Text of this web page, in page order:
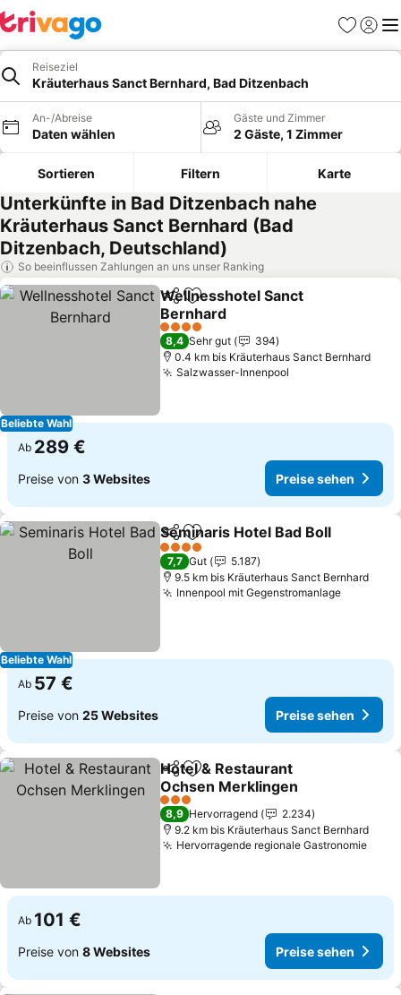
Favoriten
Reiseziel
Kräuterhaus Sanct Bernhard, Bad Ditzenbach
An-/Abreise
Daten wählen
Gäste und Zimmer
2 Gäste, 1 Zimmer
Sortieren Filtern Karte
Unterkünfte in Bad Ditzenbach nahe
Kräuterhaus Sanct Bernhard (Bad
Ditzenbach, Deutschland)
So beeinflussen Zahlungen an uns unser Ranking
Beliebte Wahl
TeilenZu Favoriten hinzufügen
Wellnesshotel Sanct
Bernhard
Preise sehen
4 Sterne
8,4 Sehr gut
394
0.4 km bis Kräuterhaus Sanct Bernhard
Salzwasser-Innenpool
Ab 289 €
Preise von 3 Websites Preise sehen
Beliebte Wahl
TeilenZu Favoriten hinzufügen
Seminaris Hotel Bad Boll
4 Sterne
7,7 Gut
5.187
9.5 km bis Kräuterhaus Sanct Bernhard
Innenpool mit GegenstromanlagePreise
Ab 57 €
Preise von 25 Websites Preise sehen
TeilenZu Favoriten hinzufügen
Hotel & Restaurant
Ochsen Merklingen
Preise sehen
3 Sterne
8,9 Hervorragend
2.234
9.2 km bis Kräuterhaus Sanct Bernhard
Hervorragende regionale Gastronomie
Ab 101 €
Preise von 8 Websites Preise sehen